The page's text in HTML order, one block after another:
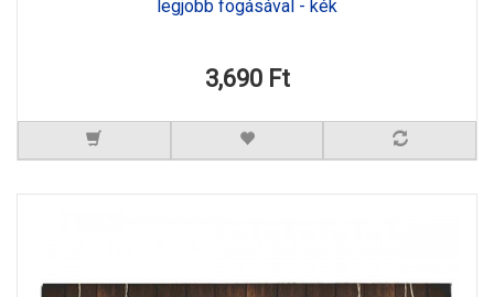
legjobb fogásával - kék
3,690 Ft